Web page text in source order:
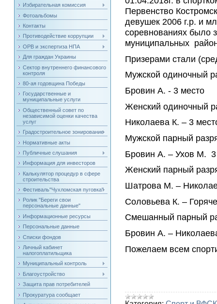
Избирательная комиссия
Фотоальбомы
Контакты
Противодействие коррупции
ОРВ и экспертиза НПА
Для граждан Украины
Сектор внутреннего финансового
контроля
80-ая годовщина Победы
Государственные и
муниципальные услуги
Общественный совет по
независимой оценки качества
услуг
Градостроительное зонирование
Нормативные акты
Публичные слушания
Информация для инвесторов
Калькулятор процедур в сфере
строительства
Фестиваль"Чухломская пуговка"
Ролик "Береги свои
персональные данные"
Информационные ресурсы
Персональные данные
Списки фондов
Личный кабинет
налогоплатильщика
Муниципальный контроль
Благоустройство
Защита прав потребителей
Прокуратура сообщает
Первенство
девушек 2006 г.р. и
соревнованиях было
муниципальных
Призерами стали
Мужской одиночный
Бровин А. - 3 место
Женский одиночный
Николаева К. – 3
Мужской парный
Бровин А. – Ухов М. 3
Женский парный
Шатрова М. –
Соловьева К. –
Смешанный парный
Бровин А. –
Пожелаем всем